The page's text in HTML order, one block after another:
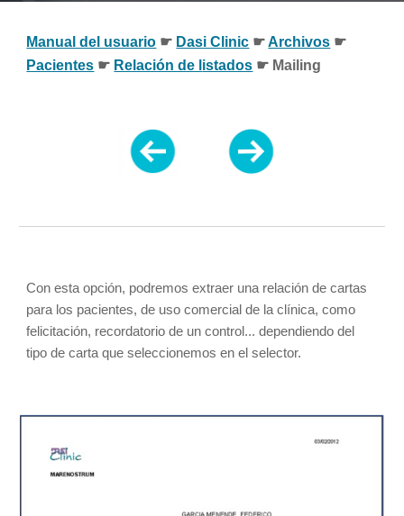
Manual del usuario ☛ Dasi Clinic ☛ Archivos
Pacientes ☛ Relación de l istados ☛ Mailing
Con esta opción, podremos extraer una relación de cartas
para los pacientes, de uso comercial de la clínica, como
felicitación, recordatorio de un control... dependiendo del
tipo de carta que seleccionemos en el selector.